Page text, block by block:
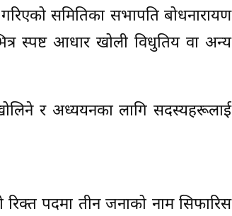
समितिका सभापति बोधनारायण
स्पष्ट आधार खोली विधुतिय वा अन्य
र अध्ययनका लागि सदस्यहरूलाई
पदमा तीन जनाको नाम सिफारिस